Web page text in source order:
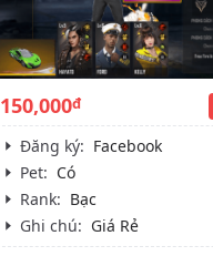
150,000đ
Đăng ký: Facebook
Pet: Có
Rank: Bạc
Ghi chú: Giá Rẻ